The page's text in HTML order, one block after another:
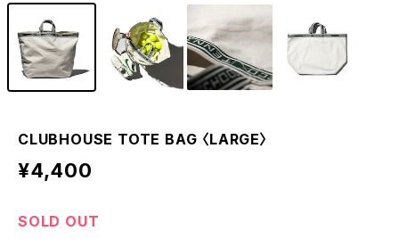
CLUBHOUSE TOTE BAG 〈LARGE〉
¥4,400
SOLD OUT